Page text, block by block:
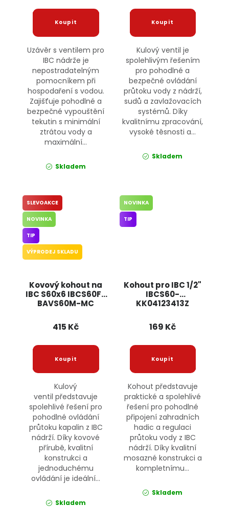
Uzávěr s ventilem pro
IBC nádrže je
nepostradatelným
pomocníkem při
hospodaření s vodou.
Zajišťuje pohodlné a
bezpečné vypouštění
tekutin s minimální
ztrátou vody a
maximální...
Skladem
Kulový ventil je
spolehlivým řešením
pro pohodlné a
bezpečné ovládání
průtoku vody z nádrží,
sudů a zavlažovacích
systémů. Díky
kvalitnímu zpracování,
vysoké těsnosti a...
Skladem
Kovový kohout na
IBC S60x6 IBCS60F-
BAVS60M-MC
SLEVOAKCE
NOVINKA
TIP
VÝPRODEJ SKLADU
415 Kč
Kulový
ventil představuje
spolehlivé řešení pro
pohodlné ovládání
průtoku kapalin z IBC
nádrží. Díky kovové
přírubě, kvalitní
konstrukci a
jednoduchému
ovládání je ideální...
Skladem
Kohout pro IBC 1/2"
IBCS60-
KK04123413Z
NOVINKA
TIP
169 Kč
Kohout představuje
praktické a spolehlivé
řešení pro pohodlné
připojení zahradních
hadic a regulaci
průtoku vody z IBC
nádrží. Díky kvalitní
mosazné konstrukci a
kompletnímu...
Skladem